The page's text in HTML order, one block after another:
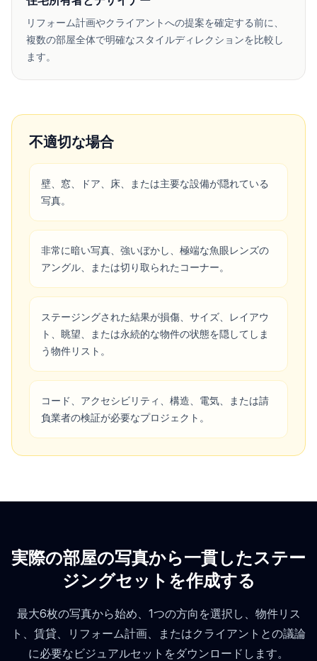
リフォーム計画やクライアントへの提案を確定する前に、
複数の部屋全体で明確なスタイルディレクションを比較し
ます。
不適切な場合
壁、窓、ドア、床、または主要な設備が隠れている
写真。
非常に暗い写真、強いぼかし、極端な魚眼レンズの
アングル、または切り取られたコーナー。
ステージングされた結果が損傷、サイズ、レイアウ
ト、眺望、または永続的な物件の状態を隠してしま
う物件リスト。
コード、アクセシビリティ、構造、電気、または請
負業者の検証が必要なプロジェクト。
実際の部屋の写真から一貫したステー
ジングセットを作成する
最大6枚の写真から始め、1つの方向を選択し、物件リス
ト、賃貸、リフォーム計画、またはクライアントとの議論
に必要なビジュアルセットをダウンロードします。